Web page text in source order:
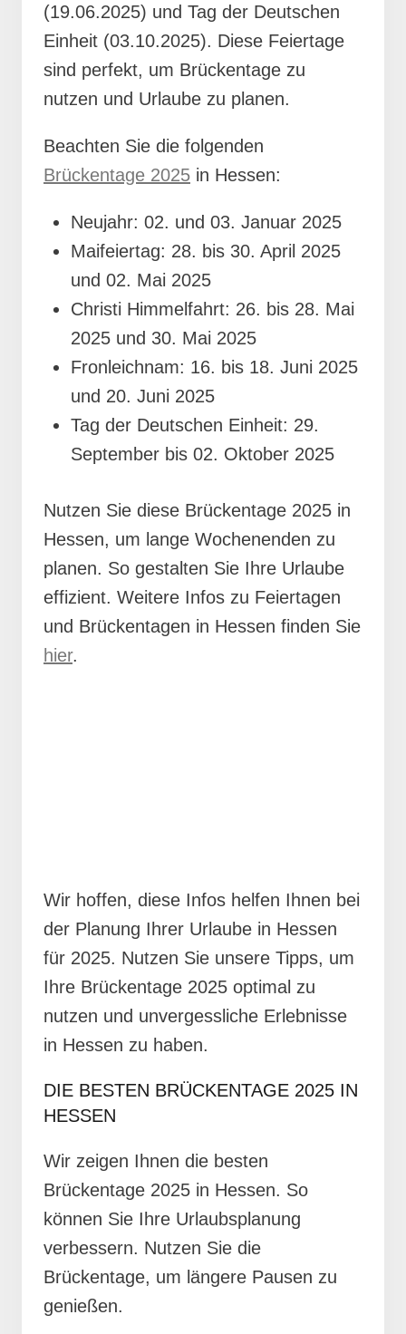
(19.06.2025) und Tag der Deutschen
Einheit (03.10.2025). Diese Feiertage
sind perfekt, um Brückentage zu
nutzen und Urlaube zu planen.
Beachten Sie die folgenden
Brückentage 2025 in Hessen:
Neujahr: 02. und 03. Januar 2025
Maifeiertag: 28. bis 30. April 2025
und 02. Mai 2025
Christi Himmelfahrt: 26. bis 28. Mai
2025 und 30. Mai 2025
Fronleichnam: 16. bis 18. Juni 2025
und 20. Juni 2025
Tag der Deutschen Einheit: 29.
September bis 02. Oktober 2025
Nutzen Sie diese Brückentage 2025 in
Hessen, um lange Wochenenden zu
planen. So gestalten Sie Ihre Urlaube
effizient. Weitere Infos zu Feiertagen
und Brückentagen in Hessen finden Sie
hier.
Wir hoffen, diese Infos helfen Ihnen bei
der Planung Ihrer Urlaube in Hessen
für 2025. Nutzen Sie unsere Tipps, um
Ihre Brückentage 2025 optimal zu
nutzen und unvergessliche Erlebnisse
in Hessen zu haben.
DIE BESTEN BRÜCKENTAGE 2025 IN
HESSEN
Wir zeigen Ihnen die besten
Brückentage 2025 in Hessen. So
können Sie Ihre Urlaubsplanung
verbessern. Nutzen Sie die
Brückentage, um längere Pausen zu
genießen.